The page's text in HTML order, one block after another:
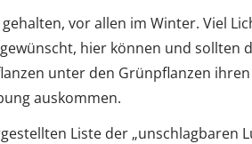
vor allen im Winter. Viel
hier können und sollten
unter den Grünpflanzen ihren
auskommen.
Liste der „unschlagbaren